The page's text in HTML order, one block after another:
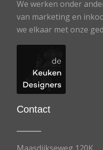
We werken onder
van marketing en
we elkaar met onze
Contact